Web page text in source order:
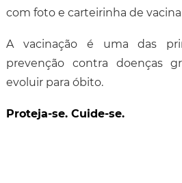
com foto e carteirinha de
A vacinação é uma das
prevenção contra doenças
evoluir para óbito.
Proteja-se. Cuide-se.